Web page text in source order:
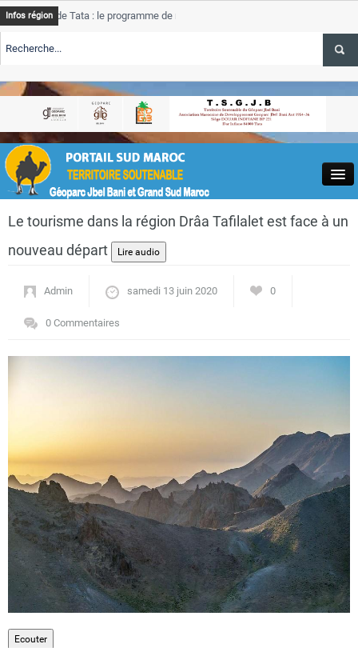
Close
Actualités
Régions
Hotels
Evenements
Infos région
de Tata : le programme de rehabilitation post-inondations
TSGJB Tourisme : l’ONMT renforce l’aerien a Dakhla et
Tata
TSGJB Tourisme au Maroc : Transavia renforce les vols Paris-
Le tourisme dans la région Drâa Tafilalet est face à un
nouveau départ
Admin samedi 13 juin 2020 0
0 Commentaires
Ecouter